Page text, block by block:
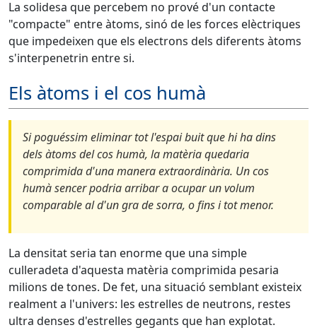
La solidesa que percebem no prové d'un contacte
"compacte" entre àtoms, sinó de les forces elèctriques
que impedeixen que els electrons dels diferents àtoms
s'interpenetrin entre si.
Els àtoms i el cos humà
Si poguéssim eliminar tot l'espai buit que hi ha dins
dels àtoms del cos humà, la matèria quedaria
comprimida d'una manera extraordinària. Un cos
humà sencer podria arribar a ocupar un volum
comparable al d'un gra de sorra, o fins i tot menor.
La densitat seria tan enorme que una simple
culleradeta d'aquesta matèria comprimida pesaria
milions de tones. De fet, una situació semblant existeix
realment a l'univers: les estrelles de neutrons, restes
ultra denses d'estrelles gegants que han explotat.